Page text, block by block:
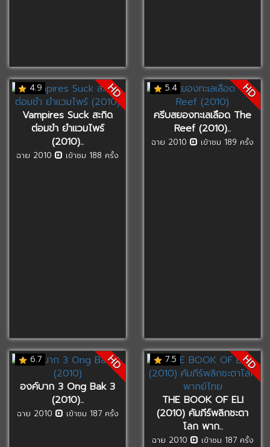
4.9 HD
Vampires Suck สะกิด
ต่อมขำ ยำแวมไพร์
(2010)..
ฉาย 2010 เข้าชม 188 ครั้ง
5.4 HD
ครีบสยองทะเลเลือด The
Reef (2010)..
ฉาย 2010 เข้าชม 189 ครั้ง
6.7 HD
องค์บาก 3 Ong Bak 3
(2010)..
ฉาย 2010 เข้าชม 187 ครั้ง
7.5 HD
THE BOOK OF ELI
(2010) คัมภีร์พลิกชะตา
โลก พาก..
ฉาย 2010 เข้าชม 187 ครั้ง